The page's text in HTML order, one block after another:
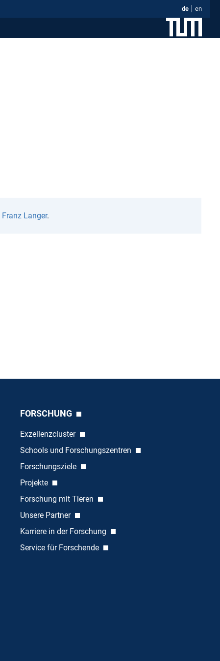
de en
Franz Langer.
FORSCHUNG
Exzellenzcluster
Schools und Forschungszentren
Forschungsziele
Projekte
Forschung mit Tieren
Unsere Partner
Karriere in der Forschung
Service für Forschende